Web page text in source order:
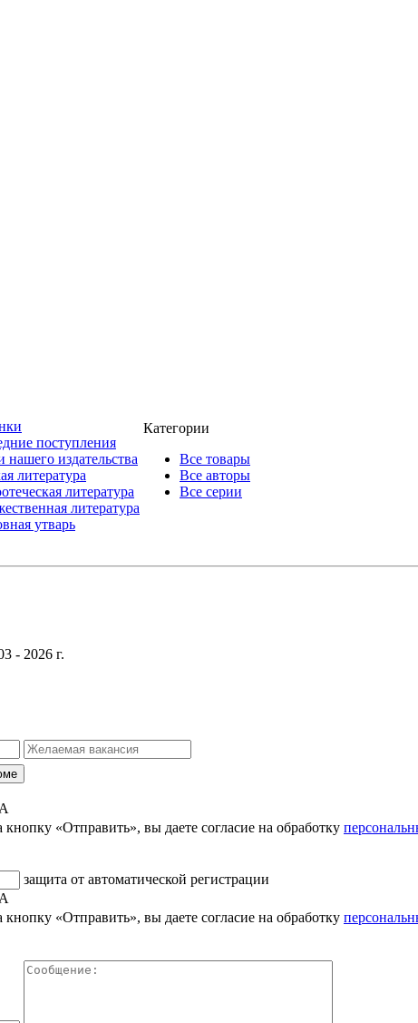
поступления
нашего издательства
литература
литература
литература
утварь
Категории
Все товары
Все авторы
Все серии
- 2026 г.
«Отправить», вы даете согласие на обработку
защита от автоматической регистрации
«Отправить», вы даете согласие на обработку